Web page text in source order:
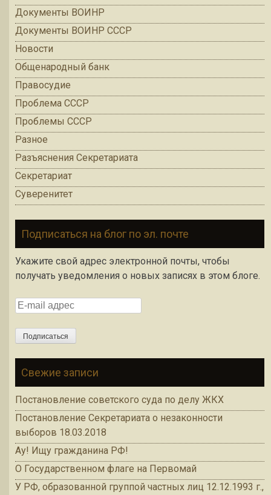
Документы ВОИНР
Документы ВОИНР СССР
Новости
Общенародный банк
Правосудие
Проблема СССР
Проблемы СССР
Разное
Разъяснения Секретариата
Секретариат
Суверенитет
Подписаться на блог по эл. почте
Укажите свой адрес электронной почты, чтобы
получать уведомления о новых записях в этом блоге.
E-mail адрес
Подписаться
Свежие записи
Постановление советского суда по делу ЖКХ
Постановление Секретариата о незаконности
выборов 18.03.2018
Ау! Ищу гражданина РФ!
О Государственном флаге на Первомай
У РФ, образованной группой частных лиц 12.12.1993 г.,